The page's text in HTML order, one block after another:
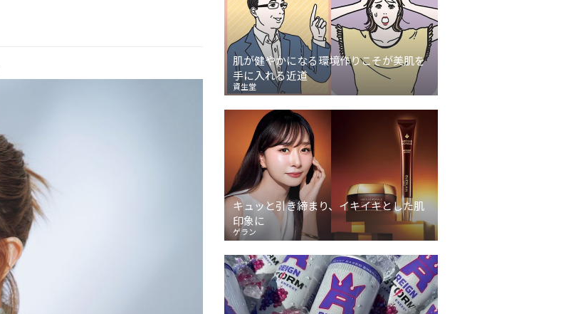
肌が健やかになる環境作りこそが美肌を
手に入れる近道
資生堂
キュッと引き締まり、イキイキとした肌
印象に
ゲラン